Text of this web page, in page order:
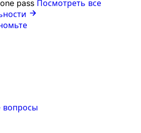
pass Посмотреть все
вопросы